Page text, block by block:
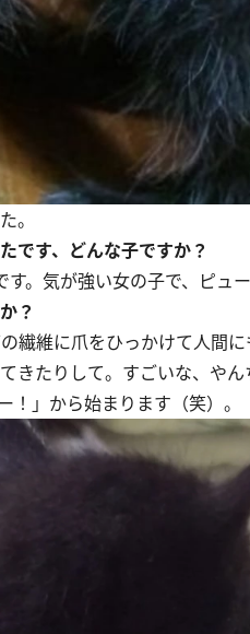
。
です、どんな子ですか？
。気が強い女の子で、ピュ
？
繊維に爪をひっかけて人間
きたりして。すごいな、や
」から始まります（笑）。